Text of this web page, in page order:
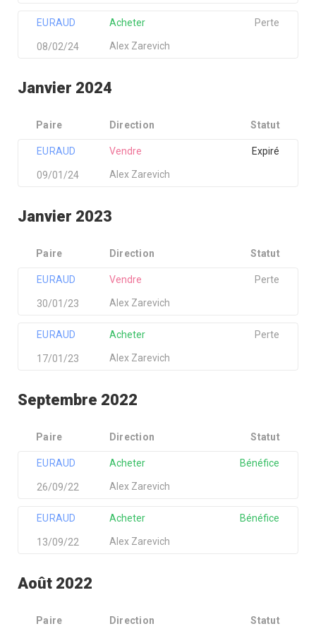
EURAUD
Alex Zarevich
Acheter
08/02/24
Perte
Janvier 2024
Paire Direction Statut
EURAUD
Alex Zarevich
Vendre
09/01/24
Expiré
Janvier 2023
Paire Direction Statut
EURAUD
Alex Zarevich
Vendre
30/01/23
Perte
EURAUD
Alex Zarevich
Acheter
17/01/23
Perte
Septembre 2022
Paire Direction Statut
EURAUD
Alex Zarevich
Acheter
26/09/22
Bénéfice
EURAUD
Alex Zarevich
Acheter
13/09/22
Bénéfice
Août 2022
Paire Direction Statut